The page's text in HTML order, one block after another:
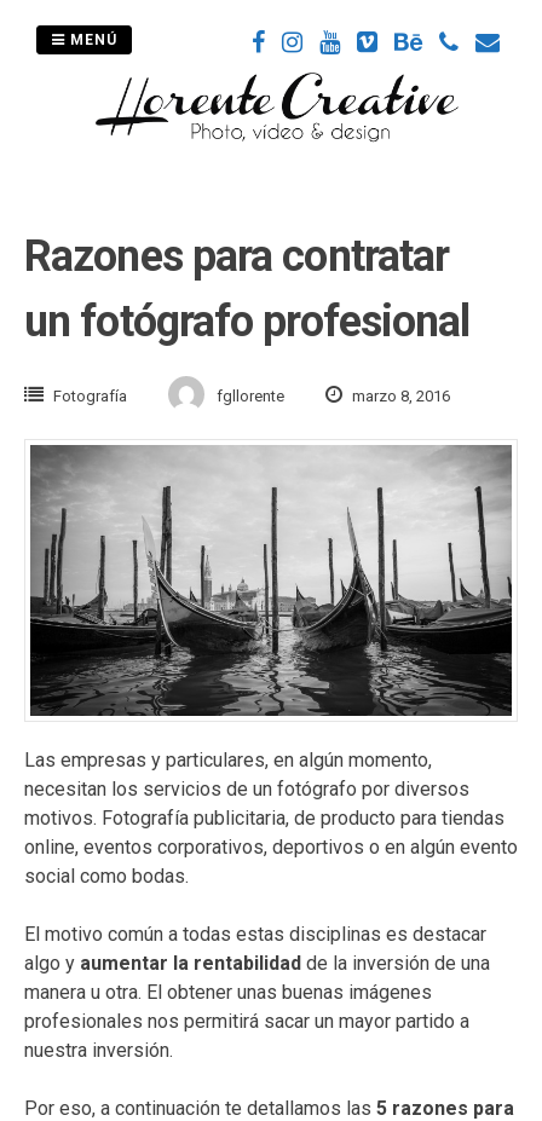
MENÚ
Razones para contratar
un fotógrafo profesional
Fotografía fgllorente marzo 8, 2016
Las empresas y particulares, en algún momento,
necesitan los servicios de un fotógrafo por diversos
motivos. Fotografía publicitaria, de producto para tiendas
online, eventos corporativos, deportivos o en algún evento
social como bodas.
El motivo común a todas estas disciplinas es destacar
algo y aumentar la rentabilidad de la inversión de una
manera u otra. El obtener unas buenas imágenes
profesionales nos permitirá sacar un mayor partido a
nuestra inversión.
Por eso, a continuación te detallamos las 5 razones para